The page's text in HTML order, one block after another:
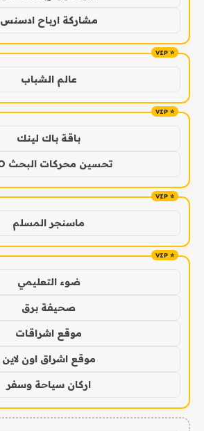
مشاركة ارباح ادسنس
عالم الشباب
باقة باك لينك
تحسين محركات البحث SEO
ماسنجر المسلم
ضوء التعليمي
صحيفة برق
موقع اشراقات
موقع اشراق اون لاين
اركان سياحة وسفر